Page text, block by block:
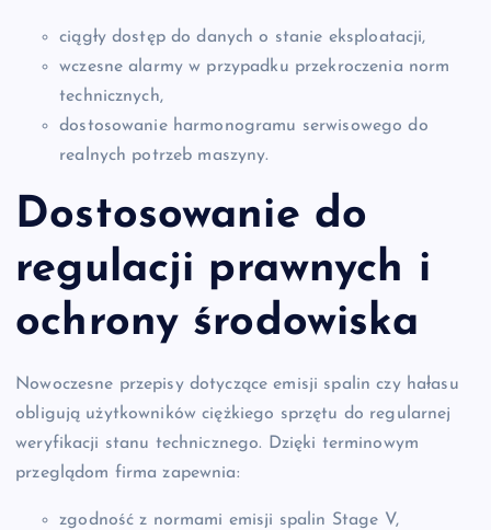
ciągły dostęp do danych o stanie eksploatacji,
wczesne alarmy w przypadku przekroczenia norm
technicznych,
dostosowanie harmonogramu serwisowego do
realnych potrzeb maszyny.
Dostosowanie do
regulacji prawnych i
ochrony środowiska
Nowoczesne przepisy dotyczące emisji spalin czy hałasu
obligują użytkowników ciężkiego sprzętu do regularnej
weryfikacji stanu technicznego. Dzięki terminowym
przeglądom firma zapewnia:
zgodność z normami emisji spalin Stage V,